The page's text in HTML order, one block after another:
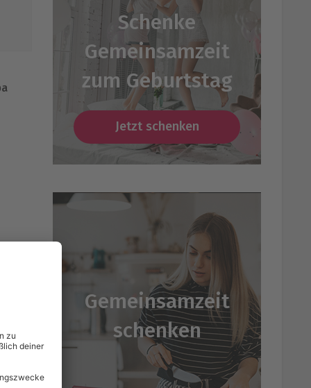
Schenke
Gemeinsamzeit
zum Geburtstag
Jetzt schenken
Gemeinsamzeit
schenken